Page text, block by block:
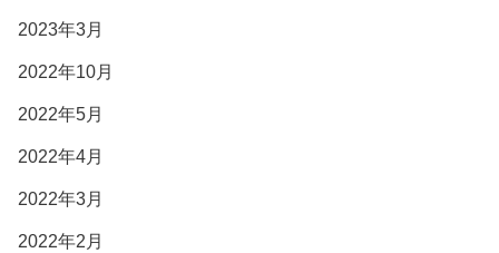
2023年3月
2022年10月
2022年5月
2022年4月
2022年3月
2022年2月